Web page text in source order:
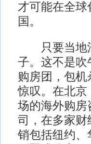
才可能在全
国。
只要当地法
子。这不是吹
购房团，包
惊叹。在北京
场的海外购房
司，在多家财
销包括纽约、